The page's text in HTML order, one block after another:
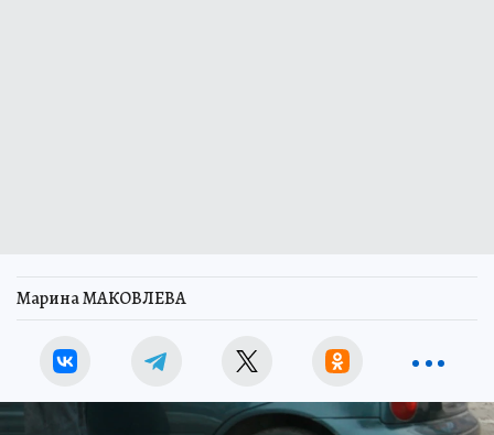
Марина МАКОВЛЕВА